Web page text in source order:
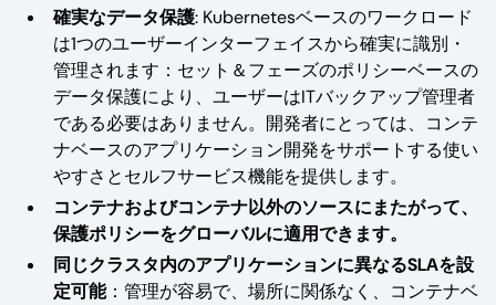
確実なデータ保護: Kubernetesベースのワークロード
は1つのユーザーインターフェイスから確実に識別・
管理されます：セット＆フェーズのポリシーベースの
データ保護により、ユーザーはITバックアップ管理者
である必要はありません。開発者にとっては、コンテ
ナベースのアプリケーション開発をサポートする使い
やすさとセルフサービス機能を提供します。
コンテナおよびコンテナ以外のソースにまたがって、
保護ポリシーをグローバルに適用できます。
同じクラスタ内のアプリケーションに異なるSLAを設
定可能：管理が容易で、場所に関係なく、コンテナベ